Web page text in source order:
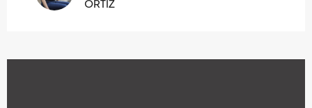
ORTIZ